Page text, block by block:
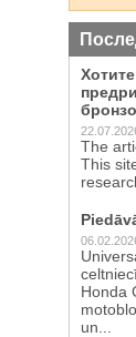
The
This
Honda
un...